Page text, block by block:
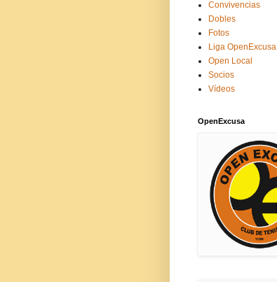
Convivencias
Dobles
Fotos
Liga OpenExcusa
Open Local
Socios
Vídeos
OpenExcusa